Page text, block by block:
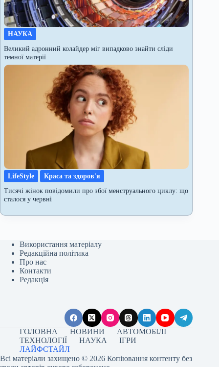
НАУКА
Великий адронний колайдер міг випадково знайти сліди
темної матерії
LifeStyle
Краса та здоров'я
Тисячі жінок повідомили про збої менструального циклу: що
сталося у червні
Використання матеріалу
Редакційна політика
Про нас
Контакти
Редакція
ГОЛОВНА НОВИНИ
АВТОМОБІЛІ
ТЕХНОЛОГІЇ
НАУКА
ІГРИ
ЛАЙФСТАЙЛ
Всі матеріали захищено © 2026 Копіювання контенту без